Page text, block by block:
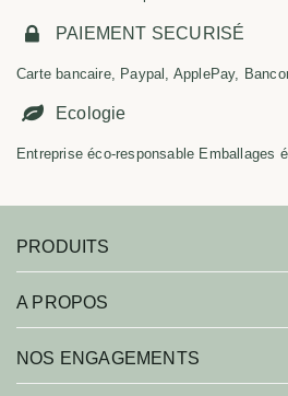
PAIEMENT SECURISÉ
Carte bancaire, Paypal, ApplePay,
Ecologie
Entreprise éco-responsable Emballages
PRODUITS
A PROPOS
NOS ENGAGEMENTS